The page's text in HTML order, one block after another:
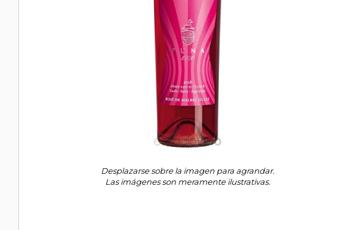
Desplazarse sobre la imagen para agrandar.
Las imágenes son meramente ilustrativas.